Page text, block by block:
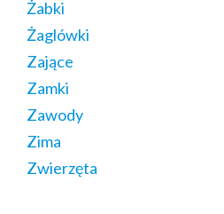
Żabki
Żaglówki
Zające
Zamki
Zawody
Zima
Zwierzęta